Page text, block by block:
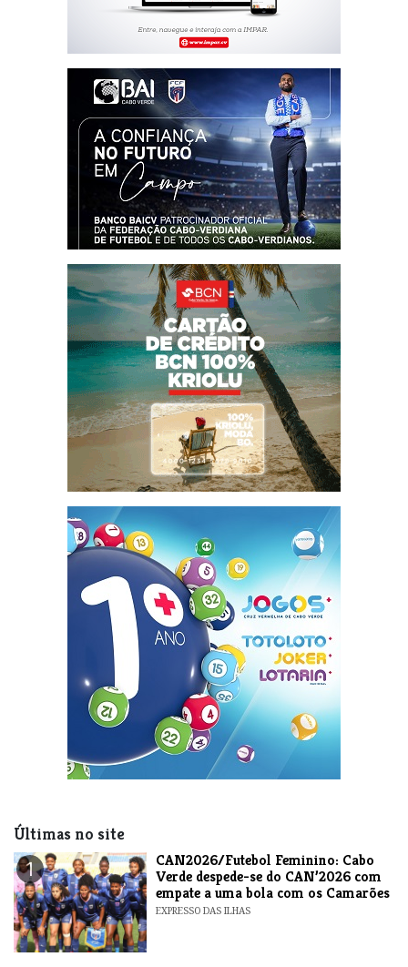
Últimas no site
1
CAN2026/Futebol Feminino: Cabo
Verde despede-se do CAN’2026 com
empate a uma bola com os Camarões
EXPRESSO DAS ILHAS